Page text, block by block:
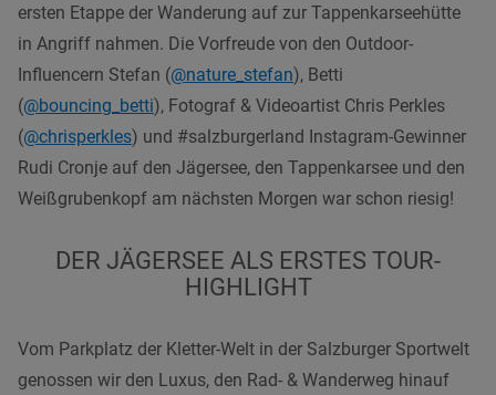
ersten Etappe der Wanderung auf zur Tappenkarseehütte
in Angriff nahmen. Die Vorfreude von den Outdoor-
Influencern Stefan (@nature_stefan), Betti
(@bouncing_betti), Fotograf & Videoartist Chris Perkles
(@chrisperkles) und #salzburgerland Instagram-Gewinner
Rudi Cronje auf den Jägersee, den Tappenkarsee und den
Weißgrubenkopf am nächsten Morgen war schon riesig!
DER JÄGERSEE ALS ERSTES TOUR-
HIGHLIGHT
Vom Parkplatz der Kletter-Welt in der Salzburger Sportwelt
genossen wir den Luxus, den Rad- & Wanderweg hinauf